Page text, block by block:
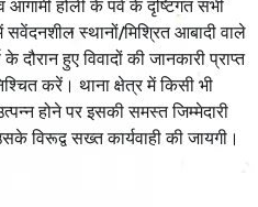
होली के पर्व के दृष्टिगत सभी
सवेंदनशील स्थानों/मिश्रित आबादी वाले
दौरान हुए विवादों की जानकारी प्राप्त
करें। थाना क्षेत्र में किसी भी
होने पर इसकी समस्त जिम्मेदारी
विरूद्व सख्त कार्यवाही की जायगी।